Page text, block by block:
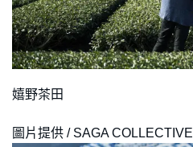
嬉野茶田
圖片提供 / SAGA COLLECTIVE